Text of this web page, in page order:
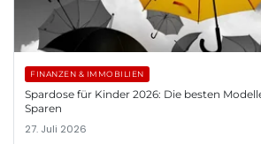
FINANZEN & IMMOBILIEN
Spardose für Kinder 2026: Die besten
Sparen
27. Juli 2026